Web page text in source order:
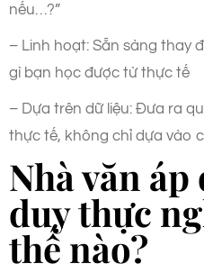
nếu…?”
– Linh hoạt: Sẵn sàng thay
gì bạn học được từ thực tế
– Dựa trên dữ liệu: Đưa ra
thực tế, không chỉ dựa vào
Nhà văn
duy thực
thế nào?